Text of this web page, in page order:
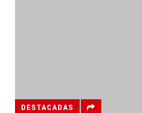
DESTACADAS